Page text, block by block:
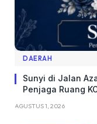
DAERAH
Sunyi di Jalan
Penjaga Ruang
AGUSTUS 1, 2026